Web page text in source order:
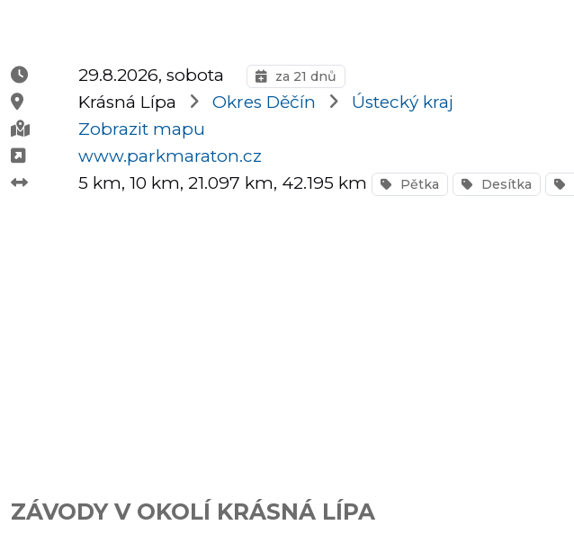
OCR
Kalkulátor
tempa
29.8.2026, sobota za 21 dnů
Krásná Lípa Okres Děčín
Ústecký kraj
Zobrazit mapu
www.parkmaraton.cz
5 km, 10 km, 21.097 km, 42.195 km Pětka Desítka
ZÁVODY V OKOLÍ KRÁSNÁ LÍPA